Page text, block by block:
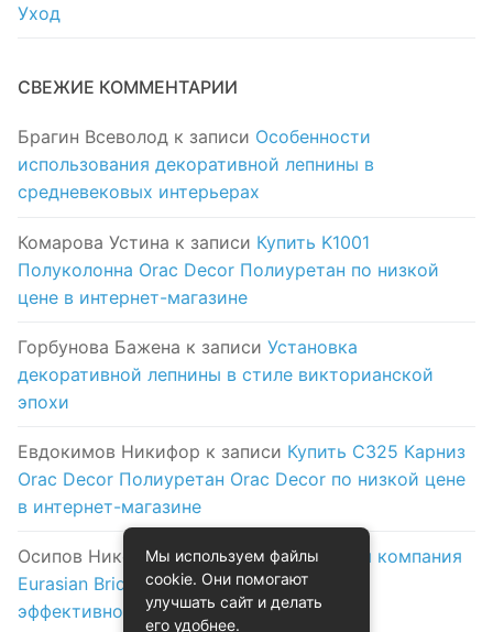
Уход
СВЕЖИЕ КОММЕНТАРИИ
Брагин Всеволод к записи Особенности
использования декоративной лепнины в
средневековых интерьерах
Комарова Устина к записи Купить K1001
Полуколонна Orac Decor Полиуретан по низкой
цене в интернет-магазине
Горбунова Бажена к записи Установка
декоративной лепнины в стиле викторианской
эпохи
Евдокимов Никифор к записи Купить C325 Карниз
Orac Decor Полиуретан Orac Decor по низкой цене
в интернет-магазине
Осипов Николак записиЛогистическая компания
Eurasian Bridge в Астане: надежность и
эффективность на первом месте
Мы используем файлы
cookie. Они помогают
улучшать сайт и делать
его удобнее.